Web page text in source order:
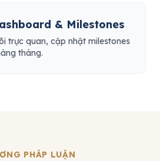
& Milestones
trực quan, cập nhật milestones
tháng.
PHÁP LUẬN